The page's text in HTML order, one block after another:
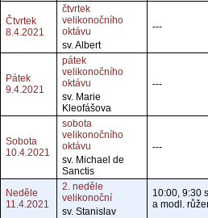
Čtvrtek
8.4.2021
čtvrtek
velikonočního
oktávu
sv. Albert
---
Pátek
9.4.2021
pátek
velikonočního
oktávu
sv. Marie
Kleofášova
---
Sobota
10.4.2021
sobota
velikonočního
oktávu
sv. Michael de
Sanctis
---
Neděle
11.4.2021
2. neděle
velikonoční
sv. Stanislav
10:00, 9:30
a modl.